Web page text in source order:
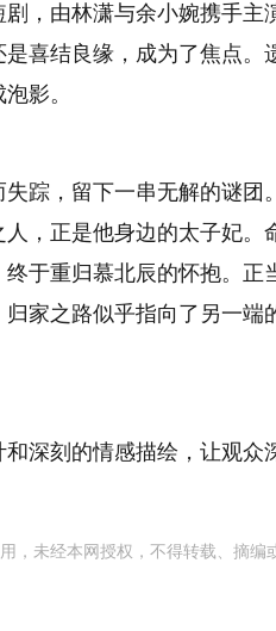
剧，由林潇与余小婉携手
喜结良缘，成为了焦点。
影。
踪，留下一串无解的谜团
，正是他身边的太子妃。
于重归慕北辰的怀抱。正
家之路似乎指向了另一端
深刻的情感描绘，让观众
，未经本网授权，不得转载、摘编